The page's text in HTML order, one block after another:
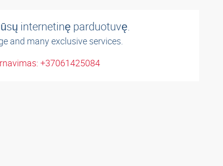
internetinę parduotuvę.
and many exclusive services.
+37061425084